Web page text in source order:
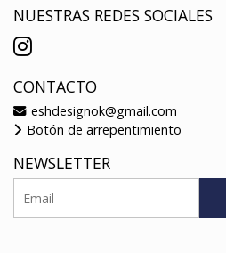
NUESTRAS REDES SOCIALES
CONTACTO
eshdesignok@gmail.com
Botón de arrepentimiento
NEWSLETTER